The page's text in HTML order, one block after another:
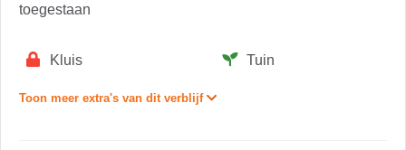
toegestaan
Kluis Tuin
Toon meer extra's van dit verblijf